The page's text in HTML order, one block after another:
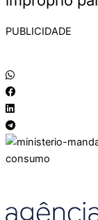
PUBLICIDADE